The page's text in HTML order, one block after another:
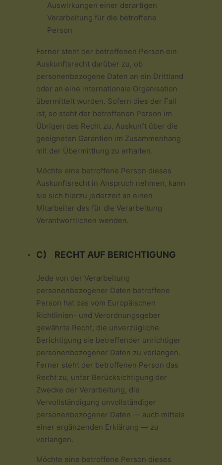
Auswirkungen einer derartigen
Verarbeitung für die betroffene
Person
Ferner steht der betroffenen Person ein
Auskunftsrecht darüber zu, ob
personenbezogene Daten an ein Drittland
oder an eine internationale Organisation
übermittelt wurden. Sofern dies der Fall
ist, so steht der betroffenen Person im
Übrigen das Recht zu, Auskunft über die
geeigneten Garantien im Zusammenhang
mit der Übermittlung zu erhalten.
Möchte eine betroffene Person dieses
Auskunftsrecht in Anspruch nehmen, kann
sie sich hierzu jederzeit an einen
Mitarbeiter des für die Verarbeitung
Verantwortlichen wenden.
C) RECHT AUF BERICHTIGUNG
Jede von der Verarbeitung
personenbezogener Daten betroffene
Person hat das vom Europäischen
Richtlinien- und Verordnungsgeber
gewährte Recht, die unverzügliche
Berichtigung sie betreffender unrichtiger
personenbezogener Daten zu verlangen.
Ferner steht der betroffenen Person das
Recht zu, unter Berücksichtigung der
Zwecke der Verarbeitung, die
Vervollständigung unvollständiger
personenbezogener Daten — auch mittels
einer ergänzenden Erklärung — zu
verlangen.
Möchte eine betroffene Person dieses